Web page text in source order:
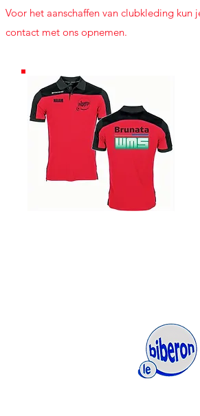
Voor het aanschaffen van clubkleding kun
contact met ons opnemen.